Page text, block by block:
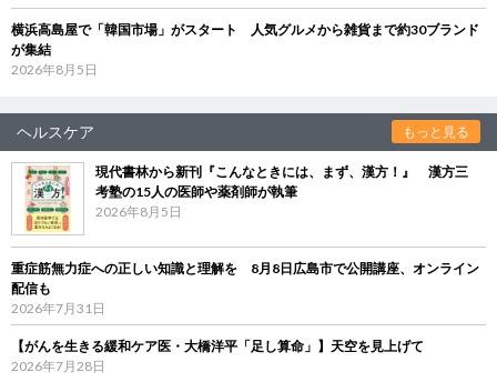
横浜高島屋で「韓国市場」がスタート 人気グルメから雑貨まで約30ブランド
が集結
2026年8月5日
ヘルスケア もっと見る
現代書林から新刊『こんなときには、まず、漢方！』 漢方三
考塾の15人の医師や薬剤師が執筆
2026年8月5日
重症筋無力症への正しい知識と理解を 8月8日広島市で公開講座、オンライン
配信も
2026年7月31日
【がんを生きる緩和ケア医・大橋洋平「足し算命」】天空を見上げて
2026年7月28日